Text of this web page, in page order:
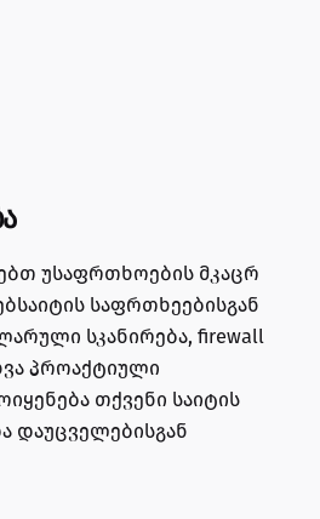
უსაფრთხოების მკაცრ
საფრთხეებისგან
სკანირება, firewall
პროაქტიული
თქვენი საიტის
დაუცველებისგან